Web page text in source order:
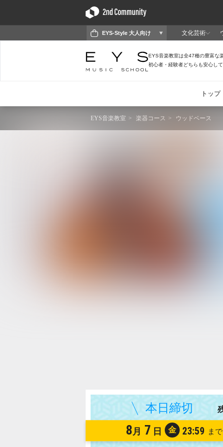
EYS音楽教室 楽器コース ウッドベース
8月 7 日 金 23:59